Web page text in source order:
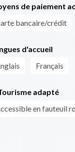
de paiement
bancaire/crédit
d'accueil
Français
adapté
en fauteuil